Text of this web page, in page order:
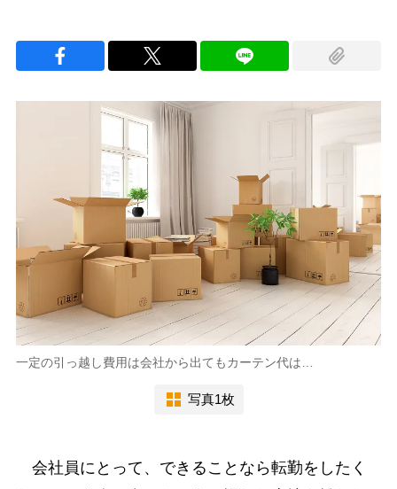
一定の引っ越し費用は会社から出てもカーテン代は…
写真1枚
会社員にとって、できることなら転勤をしたく